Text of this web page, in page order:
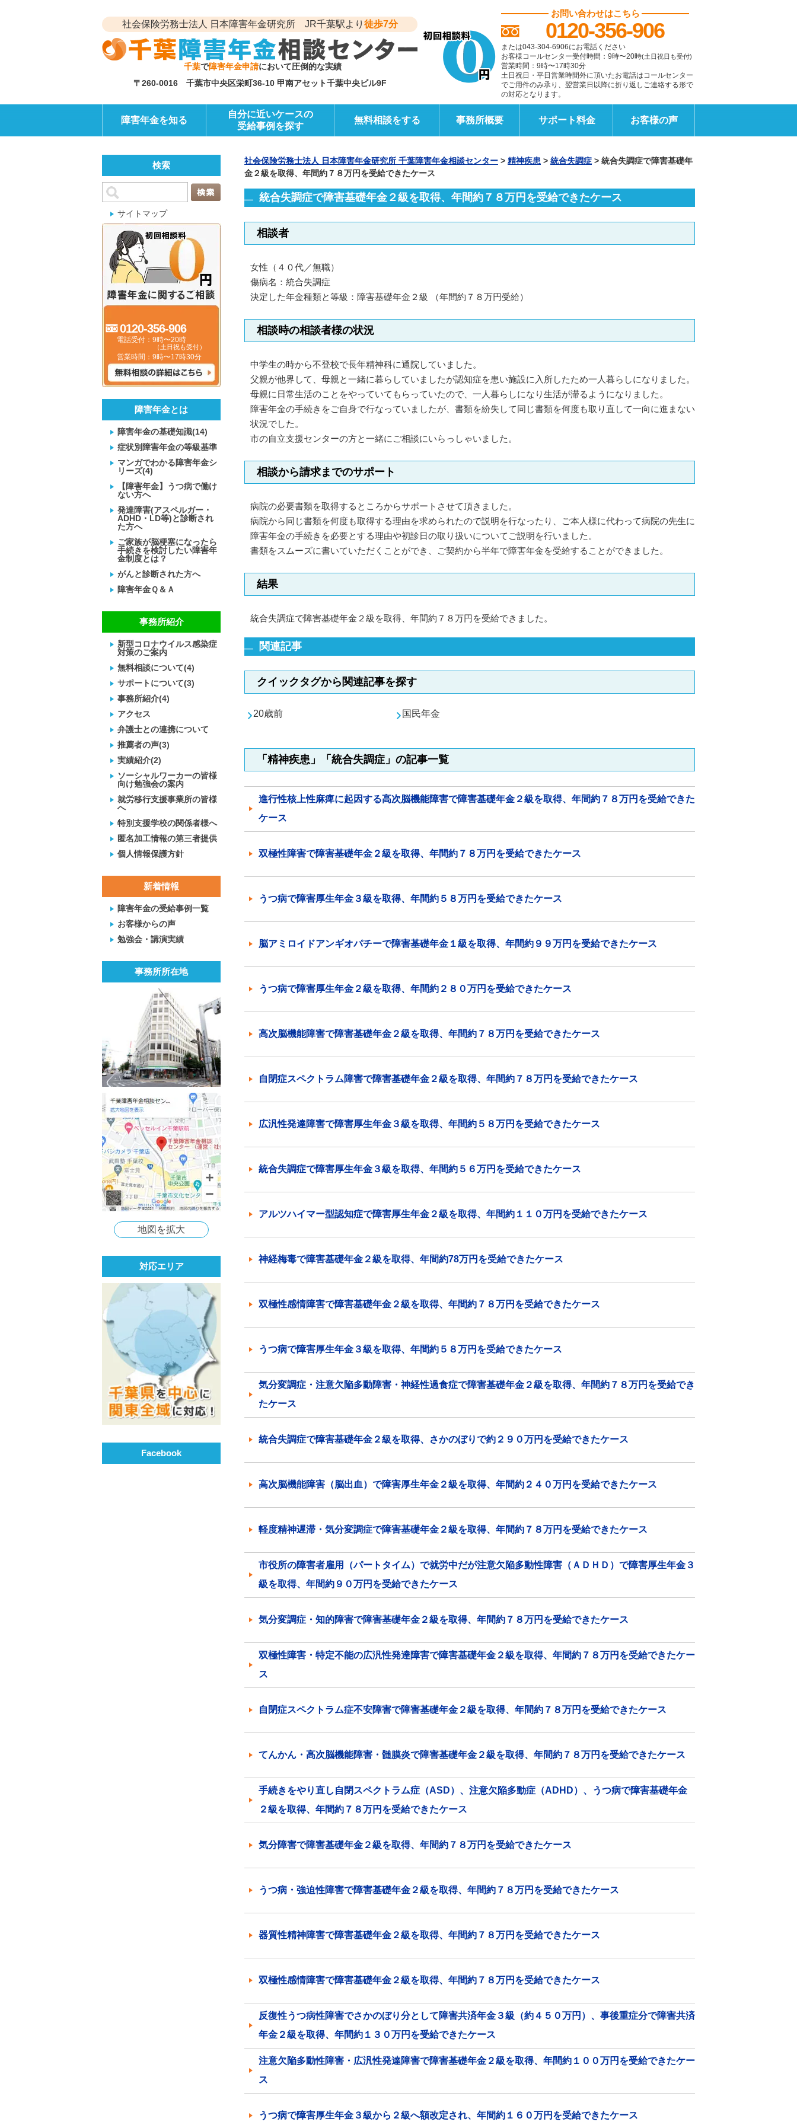
社会保険労務士法人 日本障害年金研究所 JR千葉駅より 徒歩7分
千葉で障害年金申請において圧倒的な実績
〒260-0016 千葉市中央区栄町36-10 甲南アセット千葉中央ビル9F
お問い合わせはこちら
0120-356-906
または043-304-6906にお電話ください
お客様コールセンター受付時間：9時〜20時(土日祝日も受付)
営業時間：9時〜17時30分
土日祝日・平日営業時間外に頂いたお電話はコールセンター
でご用件のみ承り、翌営業日以降に折り返しご連絡する形で
の対応となります。
障害年金を知る
自分に近いケースの
受給事例を探す
無料相談をする 事務所概要 サポート料金 お客様の声
社会保険労務士法人 日本障害年金研究所 千葉障害年金相談センター > 精神疾患 > 統合失調症 > 統合失調症で障害基礎年
金２級を取得、年間約７８万円を受給できたケース
統合失調症で障害基礎年金２級を取得、年間約７８万円を受給できたケース
相談者
女性（４０代／無職）
傷病名：統合失調症
決定した年金種類と等級：障害基礎年金２級 （年間約７８万円受給）
相談時の相談者様の状況
中学生の時から不登校で長年精神科に通院していました。
父親が他界して、母親と一緒に暮らしていましたが認知症を患い施設に入所したため一人暮らしになりました。
母親に日常生活のことをやっていてもらっていたので、一人暮らしになり生活が滞るようになりました。
障害年金の手続きをご自身で行なっていましたが、書類を紛失して同じ書類を何度も取り直して一向に進まない
状況でした。
市の自立支援センターの方と一緒にご相談にいらっしゃいました。
相談から請求までのサポート
病院の必要書類を取得するところからサポートさせて頂きました。
病院から同じ書類を何度も取得する理由を求められたので説明を行なったり、ご本人様に代わって病院の先生に
障害年金の手続きを必要とする理由や初診日の取り扱いについてご説明を行いました。
書類をスムーズに書いていただくことができ、ご契約から半年で障害年金を受給することができました。
結果
統合失調症で障害基礎年金２級を取得、年間約７８万円を受給できました。
関連記事
クイックタグから関連記事を探す
20歳前 国民年金
「精神疾患」「統合失調症」の記事一覧
進行性核上性麻痺に起因する高次脳機能障害で障害基礎年金２級を取得、年間約７８万円を受給できた
ケース
双極性障害で障害基礎年金２級を取得、年間約７８万円を受給できたケース
うつ病で障害厚生年金３級を取得、年間約５８万円を受給できたケース
脳アミロイドアンギオパチーで障害基礎年金１級を取得、年間約９９万円を受給できたケース
うつ病で障害厚生年金２級を取得、年間約２８０万円を受給できたケース
高次脳機能障害で障害基礎年金２級を取得、年間約７８万円を受給できたケース
自閉症スペクトラム障害で障害基礎年金２級を取得、年間約７８万円を受給できたケース
広汎性発達障害で障害厚生年金３級を取得、年間約５８万円を受給できたケース
統合失調症で障害厚生年金３級を取得、年間約５６万円を受給できたケース
アルツハイマー型認知症で障害厚生年金２級を取得、年間約１１０万円を受給できたケース
神経梅毒で障害基礎年金２級を取得、年間約78万円を受給できたケース
双極性感情障害で障害基礎年金２級を取得、年間約７８万円を受給できたケース
うつ病で障害厚生年金３級を取得、年間約５８万円を受給できたケース
気分変調症・注意欠陥多動障害・神経性過食症で障害基礎年金２級を取得、年間約７８万円を受給でき
たケース
統合失調症で障害基礎年金２級を取得、さかのぼりで約２９０万円を受給できたケース
高次脳機能障害（脳出血）で障害厚生年金２級を取得、年間約２４０万円を受給できたケース
軽度精神遅滞・気分変調症で障害基礎年金２級を取得、年間約７８万円を受給できたケース
市役所の障害者雇用（パートタイム）で就労中だが注意欠陥多動性障害（ＡＤＨＤ）で障害厚生年金３
級を取得、年間約９０万円を受給できたケース
気分変調症・知的障害で障害基礎年金２級を取得、年間約７８万円を受給できたケース
双極性障害・特定不能の広汎性発達障害で障害基礎年金２級を取得、年間約７８万円を受給できたケー
ス
自閉症スペクトラム症不安障害で障害基礎年金２級を取得、年間約７８万円を受給できたケース
てんかん・高次脳機能障害・髄膜炎で障害基礎年金２級を取得、年間約７８万円を受給できたケース
手続きをやり直し自閉スペクトラム症（ASD）、注意欠陥多動症（ADHD）、うつ病で障害基礎年金
２級を取得、年間約７８万円を受給できたケース
気分障害で障害基礎年金２級を取得、年間約７８万円を受給できたケース
うつ病・強迫性障害で障害基礎年金２級を取得、年間約７８万円を受給できたケース
器質性精神障害で障害基礎年金２級を取得、年間約７８万円を受給できたケース
双極性感情障害で障害基礎年金２級を取得、年間約７８万円を受給できたケース
反復性うつ病性障害でさかのぼり分として障害共済年金３級（約４５０万円）、事後重症分で障害共済
年金２級を取得、年間約１３０万円を受給できたケース
注意欠陥多動性障害・広汎性発達障害で障害基礎年金２級を取得、年間約１００万円を受給できたケー
ス
うつ病で障害厚生年金３級から２級へ額改定され、年間約１６０万円を受給できたケース
検索
サイトマップ
0120-356-906
電話受付：9時〜20時
（土日祝も受付）
営業時間：9時〜17時30分
障害年金とは
障害年金の基礎知識(14)
症状別障害年金の等級基準
マンガでわかる障害年金シ
リーズ(4)
【障害年金】うつ病で働け
ない方へ
発達障害(アスペルガー・
ADHD・LD等)と診断され
た方へ
ご家族が脳梗塞になったら
手続きを検討したい障害年
金制度とは？
がんと診断された方へ
障害年金Ｑ＆Ａ
事務所紹介
新型コロナウイルス感染症
対策のご案内
無料相談について(4)
サポートについて(3)
事務所紹介(4)
アクセス
弁護士との連携について
推薦者の声(3)
実績紹介(2)
ソーシャルワーカーの皆様
向け勉強会の案内
就労移行支援事業所の皆様
へ
特別支援学校の関係者様へ
匿名加工情報の第三者提供
個人情報保護方針
新着情報
障害年金の受給事例一覧
お客様からの声
勉強会・講演実績
事務所所在地
地図を拡大
対応エリア
Facebook